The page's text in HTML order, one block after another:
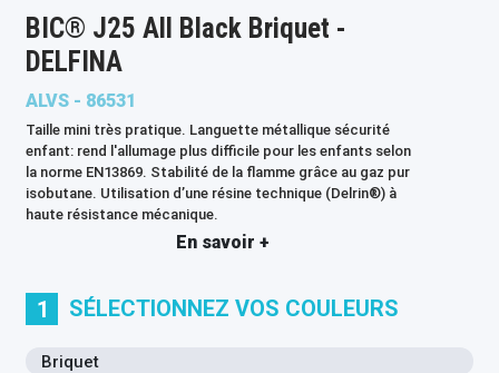
BIC® J25 All Black Briquet -
DELFINA
ALVS - 86531
Taille mini très pratique. Languette métallique sécurité
enfant: rend l'allumage plus difficile pour les enfants selon
la norme EN13869. Stabilité de la flamme grâce au gaz pur
isobutane. Utilisation d’une résine technique (Delrin®) à
haute résistance mécanique.
En savoir +
1 SÉLECTIONNEZ VOS COULEURS
Briquet